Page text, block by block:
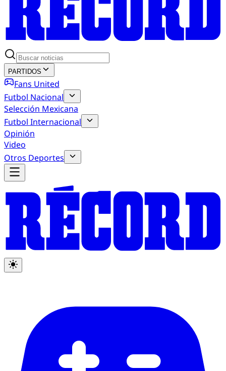
PARTIDOS
Fans United
Futbol Nacional
Selección Mexicana
Futbol Internacional
Opinión
Video
Otros Deportes